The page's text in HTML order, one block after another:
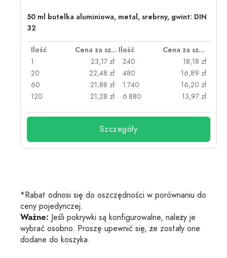
50 ml butelka aluminiowa, metal, srebrny, gwint: DIN
32
Ilość Cena za sztukę Ilość
Cena za sztukę
1
23,17 zł
20
22,48 zł
60
21,88 zł
120
21,28 zł
240
18,18 zł
480
16,89 zł
1.740
16,20 zł
6.880
13,97 zł
Szczegóły
*Rabat odnosi się do oszczędności w porównaniu do
ceny pojedynczej.
Ważne: Jeśli pokrywki są konfigurowalne, należy je
wybrać osobno. Proszę upewnić się, że zostały one
dodane do koszyka.